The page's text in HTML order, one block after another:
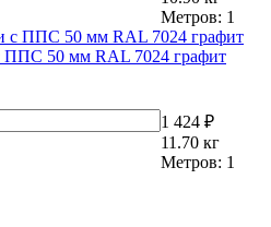
Метров: 1
ППС 50 мм RAL 7024 графит
1 424 ₽
11.70 кг
Метров: 1